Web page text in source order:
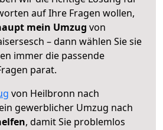
auf Ihre Fragen wollen,
mein Umzug von
– dann wählen Sie sie
immer die passende
parat.
von Heilbronn nach
gewerblicher Umzug nach
, damit Sie problemlos